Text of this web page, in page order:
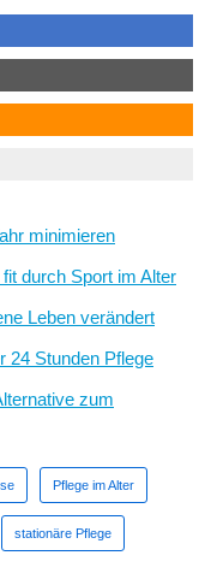
minimieren
durch Sport im Alter
Leben verändert
24 Stunden Pflege
zum
Pflege im Alter
stationäre Pflege